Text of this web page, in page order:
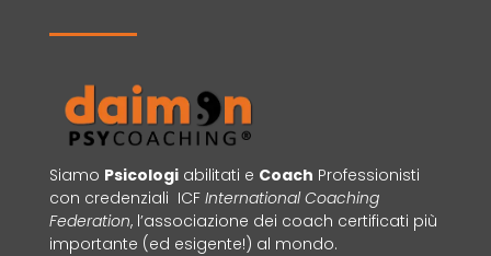
Siamo Psicologiabilitati e Coach Professionisti
con credenziali ICF International Coaching
Federation, l’associazione dei coach certificati più
importante (ed esigente!) al mondo.